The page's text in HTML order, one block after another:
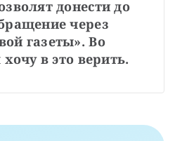
донести до
через
газеты». Во
в это верить.